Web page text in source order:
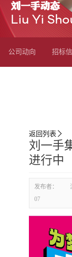
刘一手动态
Liu Yi
公司动向 招标
返回列表 
刘一手
进行中
发布者：
07